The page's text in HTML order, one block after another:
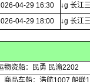
04-29 16:30 ↓g 长江
04-29 18:00 ↓g 长江
物资船：民勇 民渝2202
商品车船：浩航1007 船